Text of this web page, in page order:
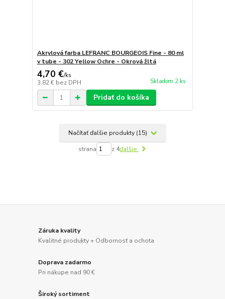
Akrylová farba LEFRANC BOURGEOIS Fine - 80 ml
v tube - 302 Yellow Ochre - Okrová žltá
4,70 €/ks
3,82 € bez DPH Skladom 2 ks
Pridať do košíka
Načítať ďalšie produkty (15)
strana z 4ďalšie
Záruka kvality
Kvalitné produkty + Odbornosť a ochota
Doprava zadarmo
Pri nákupe nad 90 €
Široký sortiment